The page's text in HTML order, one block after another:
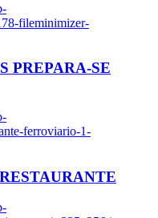
fileminimizer-
PREPARA-SE
ferroviario-1-